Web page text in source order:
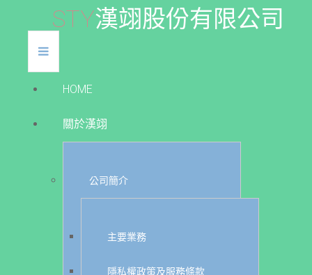
STY漢翊股份有限公司
HOME
關於漢翊
公司簡介
主要業務
隱私權政策及服務條款